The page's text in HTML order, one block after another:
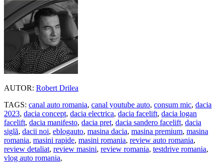
AUTOR: Robert Drilea
TAGS: canal auto romania, canal youtube auto, consum mic, dacia
2023, dacia concept, dacia electrica, dacia facelift, dacia logan
facelift, dacia manifesto, dacia pret, dacia sandero facelift, dacia
siglă, dacii noi, eblogauto, masina dacia, masina premium, masina
romania, masini rapide, masini romania, review auto romania,
review detaliat, review masini, review romania, testdrive romania,
vlog auto romania,